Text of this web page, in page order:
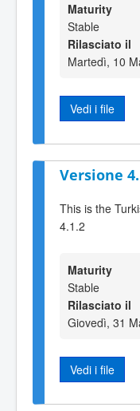
Maturity
Stable
Rilasciato il
Martedì, 10
Vedi i file
Versione
This is the
4.1.2
Maturity
Stable
Rilasciato il
Giovedì, 31
Vedi i file